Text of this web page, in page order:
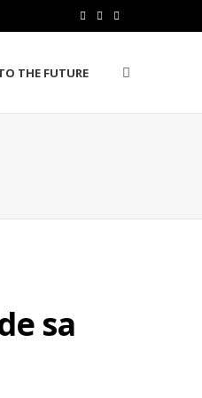
c
e t
n
k
THE FUTURE
sa